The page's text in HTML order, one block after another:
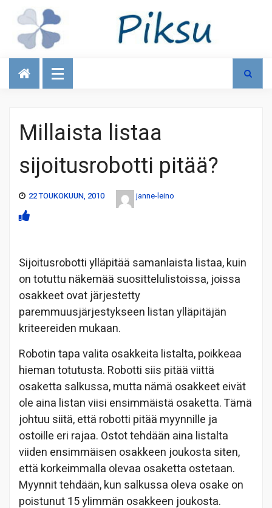
Talous
Millaista listaa
sijoitusrobotti pitää?
22 TOUKOKUUN, 2010 janne-leino
Sijoitusrobotti ylläpitää samanlaista listaa, kuin
on totuttu näkemää suosittelulistoissa, joissa
osakkeet ovat järjestetty
paremmuusjärjestykseen listan ylläpitäjän
kriteereiden mukaan.
Robotin tapa valita osakkeita listalta, poikkeaa
hieman totutusta. Robotti siis pitää viittä
osaketta salkussa, mutta nämä osakkeet eivät
ole aina listan viisi ensimmäistä osaketta. Tämä
johtuu siitä, että robotti pitää myynnille ja
ostoille eri rajaa. Ostot tehdään aina listalta
viiden ensimmäisen osakkeen joukosta siten,
että korkeimmalla olevaa osaketta ostetaan.
Myynnit tehdään, kun salkussa oleva osake on
poistunut 15 ylimmän osakkeen joukosta.